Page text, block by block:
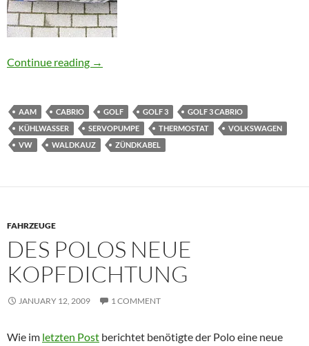
Continue reading Waldkauz und “Kundendienst”
→
AAM CABRIO GOLF GOLF 3
GOLF 3 CABRIO
KÜHLWASSER
SERVOPUMPE THERMOSTAT
VOLKSWAGEN
VW
WALDKAUZ ZÜNDKABEL
FAHRZEUGE
DES POLOS NEUE
KOPFDICHTUNG
JANUARY 12, 2009 1 COMMENT
Wie im letzten Post berichtet benötigte der Polo eine neue